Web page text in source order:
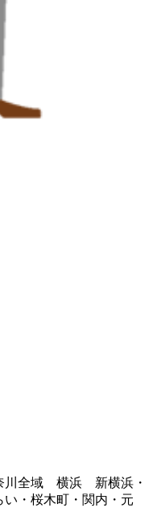
川全域 横浜 新横浜・
・桜木町・関内・元